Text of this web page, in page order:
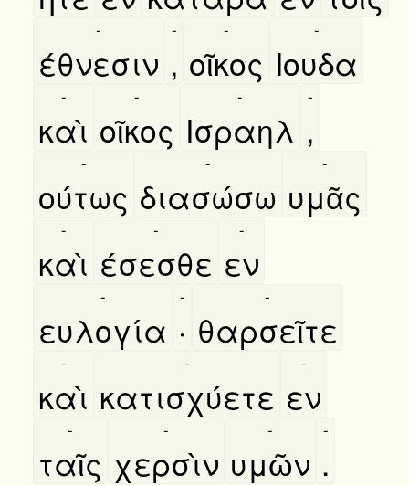
έθνεσιν
-
,
-
οῖκος
-
Ιουδα
-
καὶ
-
οῖκος
-
Ισραηλ
-
,
-
ούτως
-
διασώσω
-
υμᾶς
-
καὶ
-
έσεσθε
-
εν
-
ευλογία
-
·
-
θαρσεῖτε
-
καὶ
-
κατισχύετε
-
εν
-
ταῖς
-
χερσὶν
-
υμῶν
-
.
-